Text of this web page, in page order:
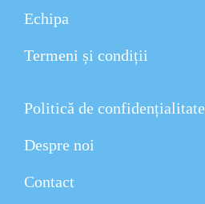
Echipa
Termeni și condiții
Politică de confidențialitate
Despre noi
Contact